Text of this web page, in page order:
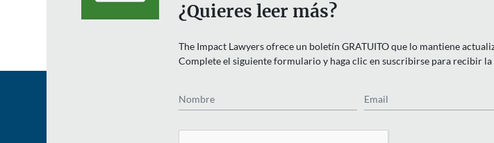
¿Quieres leer más?
The Impact Lawyers ofrece un boletín GRATUITO que lo mantiene
Complete el siguiente formulario y haga clic en suscribirse para recibir